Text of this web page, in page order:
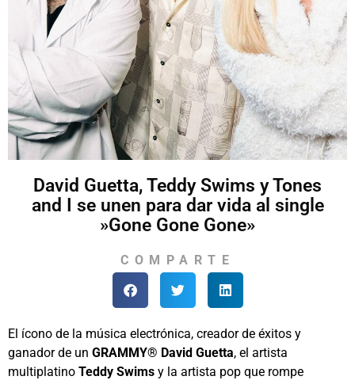
David Guetta, Teddy Swims y Tones
and I se unen para dar vida al single
»Gone Gone Gone»
COMPARTE
El ícono de la música electrónica, creador de éxitos y
ganador de un GRAMMY® David Guetta, el artista
multiplatino Teddy Swims y la artista pop que rompe